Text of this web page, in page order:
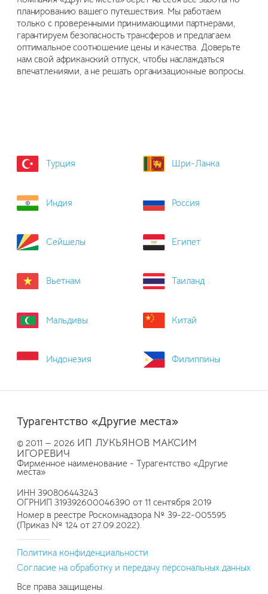
планированию вашего путешествия. Мы работаем
только с проверенными принимающими партнерами,
гарантируем безопасность трансферов и предлагаем
оптимальное соотношение цены и качества. Доверьте
нам свой африканский отпуск, чтобы наслаждаться
впечатлениями, а не решать организационные вопросы.
Турция Шри-Ланка
Индия Россия
Сейшелы Египет
Вьетнам Таиланд
Мальдивы Китай
Индонезия Филиппины
Турагентство «Другие места»
© 2011 — 2026 ИП ЛУКЬЯНОВ МАКСИМ
ИГОРЕВИЧ
Фирменное наименование - Турагентство «Другие
места»
ИНН 390806443243
ОГРНИП 319392600046390 от 11 сентября 2019
Номер в реестре Роскомнадзора № 39-22-005595
(Приказ № 124 от 27.09.2022).
Политика конфиденциальности
Согласие на обработку и передачу персональных данных
Все права защищены.